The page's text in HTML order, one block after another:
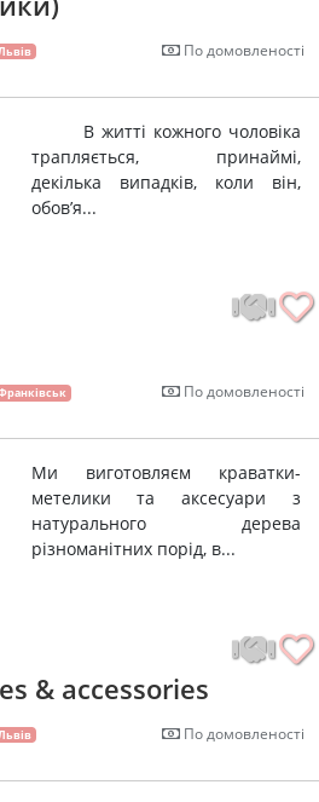
По домовленості
В житті кожного чоловіка
трапляється, принаймі,
декілька випадків, коли він,
обов’я...
По домовленості
Ми виготовляєм краватки-
метелики та аксесуари з
натурального дерева
різноманітних порід, в...
& accessories
По домовленості